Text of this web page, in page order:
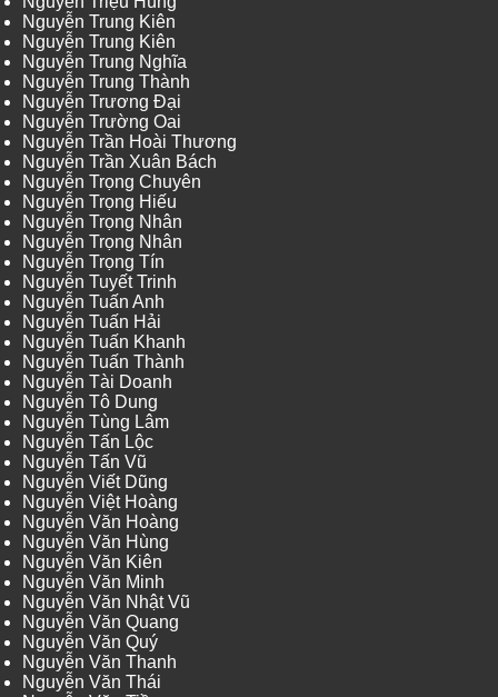
Nguyễn Trung Kiên
Nguyễn Trung Kiên
Nguyễn Trung Nghĩa
Nguyễn Trung Thành
Nguyễn Trương Đại
Nguyễn Trường Oai
Nguyễn Trần Hoài Thương
Nguyễn Trần Xuân Bách
Nguyễn Trọng Chuyên
Nguyễn Trọng Hiếu
Nguyễn Trọng Nhân
Nguyễn Trọng Nhân
Nguyễn Trọng Tín
Nguyễn Tuyết Trinh
Nguyễn Tuấn Anh
Nguyễn Tuấn Hải
Nguyễn Tuấn Khanh
Nguyễn Tuấn Thành
Nguyễn Tài Doanh
Nguyễn Tô Dung
Nguyễn Tùng Lâm
Nguyễn Tấn Lộc
Nguyễn Tấn Vũ
Nguyễn Viết Dũng
Nguyễn Việt Hoàng
Nguyễn Văn Hoàng
Nguyễn Văn Hùng
Nguyễn Văn Kiên
Nguyễn Văn Minh
Nguyễn Văn Nhật Vũ
Nguyễn Văn Quang
Nguyễn Văn Quý
Nguyễn Văn Thanh
Nguyễn Văn Thái